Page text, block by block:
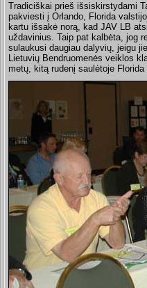
Tradiciškai prieš išsiskirstydami
pakviesti į Orlando, Florida
kartu išsakė norą, kad JAV LB
uždavinius. Taip pat kalbėta, jog
sulaukusi daugiau dalyvių, jeigu
Lietuvių Bendruomenės veiklos
metų, kitą rudenį saulėtoje